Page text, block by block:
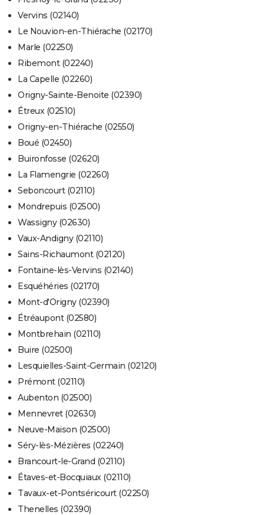
Vervins (02140)
Le Nouvion-en-Thiérache (02170)
Marle (02250)
Ribemont (02240)
La Capelle (02260)
Origny-Sainte-Benoite (02390)
Étreux (02510)
Origny-en-Thiérache (02550)
Boué (02450)
Buironfosse (02620)
La Flamengrie (02260)
Seboncourt (02110)
Mondrepuis (02500)
Wassigny (02630)
Vaux-Andigny (02110)
Sains-Richaumont (02120)
Fontaine-lès-Vervins (02140)
Esquéhéries (02170)
Mont-d'Origny (02390)
Étréaupont (02580)
Montbrehain (02110)
Buire (02500)
Lesquielles-Saint-Germain (02120)
Prémont (02110)
Aubenton (02500)
Mennevret (02630)
Neuve-Maison (02500)
Séry-lès-Mézières (02240)
Brancourt-le-Grand (02110)
Étaves-et-Bocquiaux (02110)
Tavaux-et-Pontséricourt (02250)
Thenelles (02390)